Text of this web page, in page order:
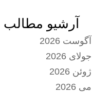
آرشیو مطالب
آگوست 2026
جولای 2026
ژوئن 2026
می 2026